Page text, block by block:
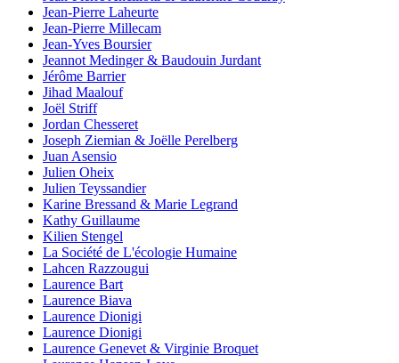
Jean-Pierre Laheurte
Jean-Pierre Millecam
Jean-Yves Boursier
Jeannot Medinger & Baudouin Jurdant
Jérôme Barrier
Jihad Maalouf
Joël Striff
Jordan Chesseret
Joseph Ziemian & Joëlle Perelberg
Juan Asensio
Julien Oheix
Julien Teyssandier
Karine Bressand & Marie Legrand
Kathy Guillaume
Kilien Stengel
La Société de L'écologie Humaine
Lahcen Razzougui
Laurence Bart
Laurence Biava
Laurence Dionigi
Laurence Dionigi
Laurence Genevet & Virginie Broquet